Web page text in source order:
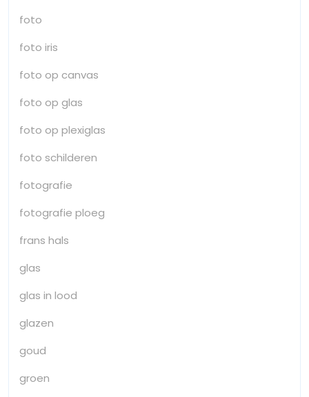
foto
foto iris
foto op canvas
foto op glas
foto op plexiglas
foto schilderen
fotografie
fotografie ploeg
frans hals
glas
glas in lood
glazen
goud
groen